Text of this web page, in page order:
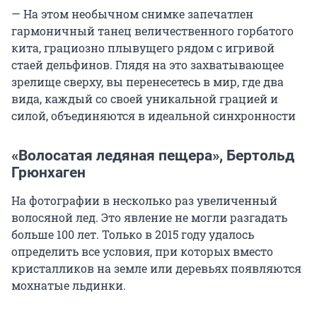
— На этом необычном снимке запечатлен
гармоничный танец величественного горбатого
кита, грациозно плывущего рядом с игривой
стаей дельфинов. Глядя на это захватывающее
зрелище сверху, вы перенесетесь в мир, где два
вида, каждый со своей уникальной грацией и
силой, объединяются в идеальной синхронности
«Волосатая ледяная пещера», Бертольд
Грюнхаген
На фотографии в несколько раз увеличенный
волосяной лед. Это явление не могли разгадать
больше 100 лет. Только в 2015 году удалось
определить все условия, при которых вместо
кристалликов на земле или деревьях появляются
мохнатые льдинки.